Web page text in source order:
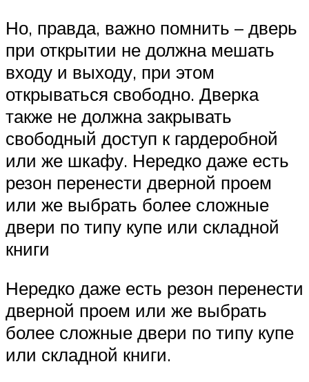
Но, правда, важно помнить – дверь
при открытии не должна мешать
входу и выходу, при этом
открываться свободно. Дверка
также не должна закрывать
свободный доступ к гардеробной
или же шкафу. Нередко даже есть
резон перенести дверной проем
или же выбрать более сложные
двери по типу купе или складной
книги
Нередко даже есть резон перенести
дверной проем или же выбрать
более сложные двери по типу купе
или складной книги.